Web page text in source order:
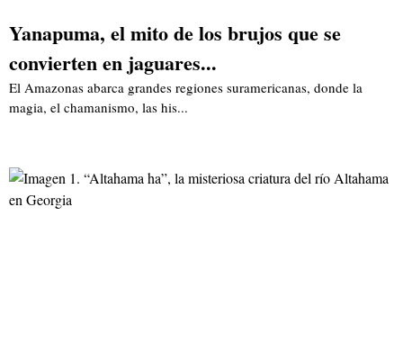
Yanapuma, el mito de los brujos que se
convierten en jaguares...
El Amazonas abarca grandes regiones suramericanas, donde la
magia, el chamanismo, las his...